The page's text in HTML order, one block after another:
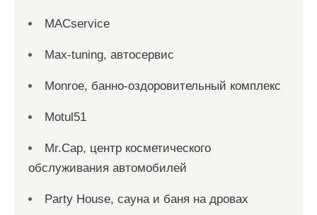
MACservice
Max-tuning, автосервис
Monroe, банно-оздоровительный комплекс
Motul51
Mr.Cap, центр косметического
обслуживания автомобилей
Party House, сауна и баня на дровах